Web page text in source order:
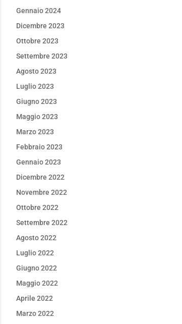
Gennaio 2024
Dicembre 2023
Ottobre 2023
Settembre 2023
Agosto 2023
Luglio 2023
Giugno 2023
Maggio 2023
Marzo 2023
Febbraio 2023
Gennaio 2023
Dicembre 2022
Novembre 2022
Ottobre 2022
Settembre 2022
Agosto 2022
Luglio 2022
Giugno 2022
Maggio 2022
Aprile 2022
Marzo 2022